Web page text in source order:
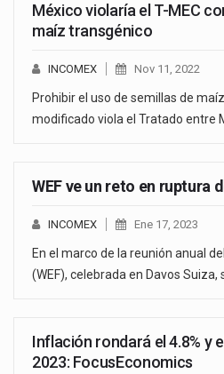
México violaría el T-MEC
maíz transgénico
INCOMEX Nov 11, 2022
Prohibir el uso de semillas de
modificado viola el Tratado entre
WEF ve un reto en ruptura
INCOMEX Ene 17, 2023
En el marco de la reunión anual
(WEF), celebrada en Davos Suiza,
Inflación rondará el 4.8% y
2023: FocusEconomics